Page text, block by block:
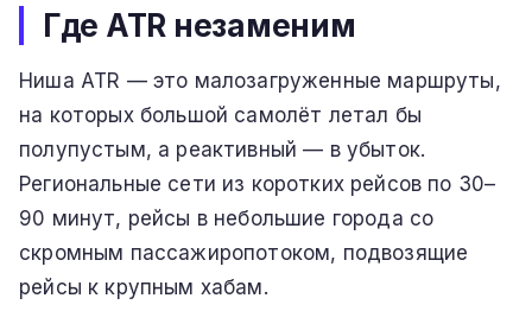
Где ATR незаменим
Ниша ATR — это малозагруженные маршруты,
на которых большой самолёт летал бы
полупустым, а реактивный — в убыток.
Региональные сети из коротких рейсов по 30–
90 минут, рейсы в небольшие города со
скромным пассажиропотоком, подвозящие
рейсы к крупным хабам.